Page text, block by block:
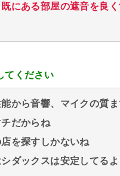
にある部屋の遮音を良
てください
能から音響、マイクの質
だからね
を探すしかないね
シダックスは安定してる